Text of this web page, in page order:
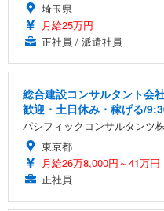
埼玉県
月給25万円
正社員 / 派遣社員
総合建設コンサルタント会
歓迎・土日休み・稼げる/
パシフィックコンサルタンツ
東京都
月給26万8,000円～41万円
正社員